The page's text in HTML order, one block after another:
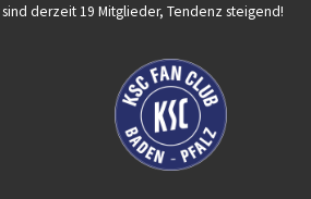
sind derzeit 19 Mitglieder, Tendenz steigend!